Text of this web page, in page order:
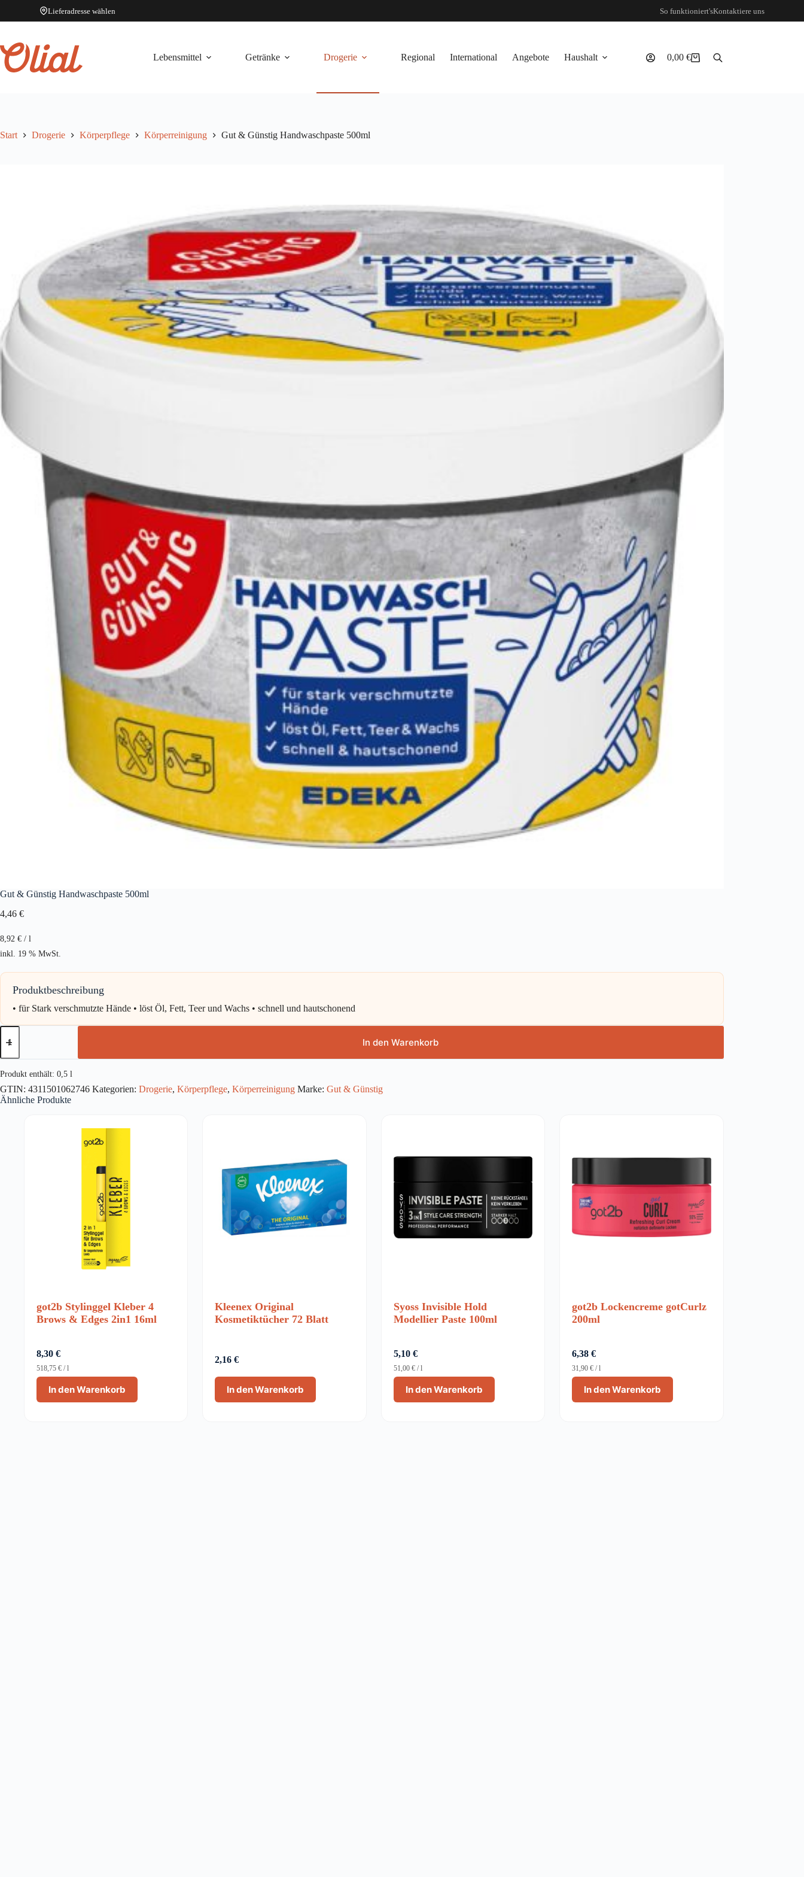
Lieferadresse wählen So funktioniert'sKontaktiere uns
springen
Lebensmittel
Getränke Drogerie Regional International Angebote Haushalt Warenkorb
0,00 €
Start Drogerie Körperpflege Körperreinigung Gut & Günstig Handwaschpaste 500ml
Gut & Günstig Handwaschpaste 500ml
4,46 €
8,92 € / l
inkl. 19 % MwSt.
Produktbeschreibung
• für Stark verschmutzte Hände • löst Öl, Fett, Teer und Wachs • schnell und hautschonend
Gut
&
Handwaschpaste
500ml
In den Warenkorb
Produkt enthält: 0,5 l
GTIN: 4311501062746 Kategorien: Drogerie, Körperpflege, Körperreinigung Marke: Gut & Günstig
Ähnliche Produkte
got2b Stylinggel Kleber 4
Brows & Edges 2in1 16ml
8,30 €
In den Warenkorb
518,75 € /l
Kleenex Original
Kosmetiktücher 72 Blatt
2,16€
In den Warenkorb
Syoss Invisible Hold
Modellier Paste 100ml
5,10 €
In den Warenkorb
51,00 €/l
got2b Lockencreme gotCurlz
200ml
6,38€
In den Warenkorb
31,90€ /l